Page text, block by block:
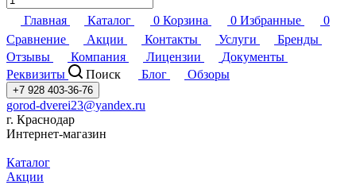
Главная Каталог 0 Корзина 0 Избранные
0
Сравнение
Акции Контакты Услуги
Бренды
Отзывы
Компания Лицензии
Документы
Реквизиты
Поиск Блог Обзоры
+7 928 403-36-76
gorod-dverei23@yandex.ru
г. Краснодар
Интернет-магазин
Каталог
Акции